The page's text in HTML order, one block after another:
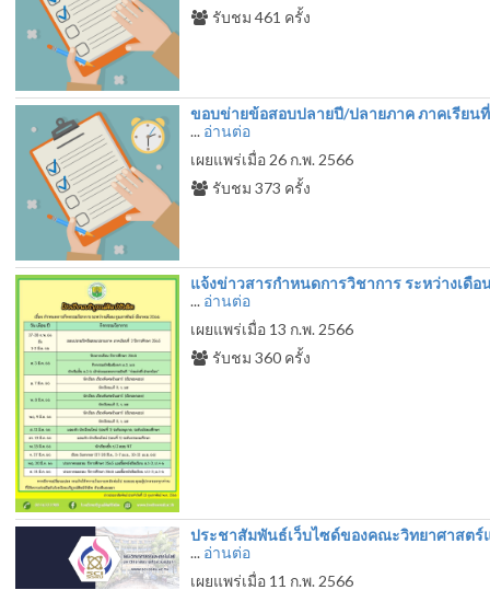
รับชม461 ครั้ง
ขอบข่ายข้อสอบปลายปี/ปลายภาค ภาคเรียนที่
... อ่านต่อ
เผยแพร่เมื่อ 26 ก.พ. 2566
รับชม373 ครั้ง
แจ้งข่าวสารกำหนดการวิชาการ ระหว่างเดื
... อ่านต่อ
เผยแพร่เมื่อ 13 ก.พ. 2566
รับชม360 ครั้ง
ประชาสัมพันธ์เว็บไซด์ของคณะวิทยาศาสต
... อ่านต่อ
เผยแพร่เมื่อ 11 ก.พ. 2566